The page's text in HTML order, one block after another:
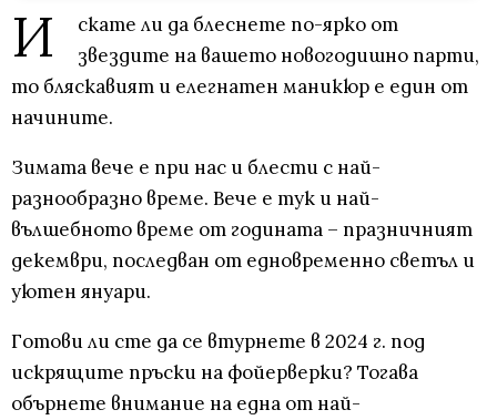
И
скате ли да блеснете по-ярко от
звездите на вашето новогодишно парти,
то бляскавият и елегнатен маникюр е един от
начините.
Зимата вече е при нас и блести с най-
разнообразно време. Вече е тук и най-
вълшебното време от годината – празничният
декември, последван от едновременно светъл и
уютен януари.
Готови ли сте да се втурнете в 2024 г. под
искрящите пръски на фойерверки? Тогава
обърнете внимание на една от най-